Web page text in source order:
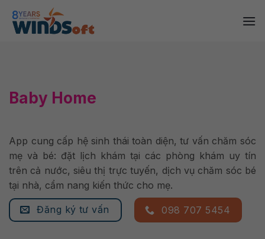
content
Baby Home
App cung cấp hệ sinh thái toàn diện, tư vấn chăm sóc
mẹ và bé: đặt lịch khám tại các phòng khám uy tín
trên cả nước, siêu thị trực tuyến, dịch vụ chăm sóc bé
tại nhà, cẩm nang kiến thức cho mẹ.
Đăng ký tư vấn 098 707 5454